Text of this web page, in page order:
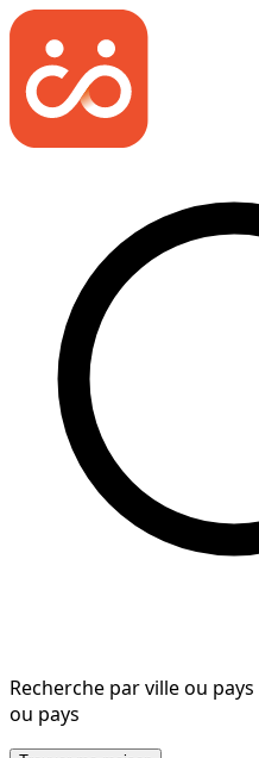
Recherche par ville ou pays
ou pays